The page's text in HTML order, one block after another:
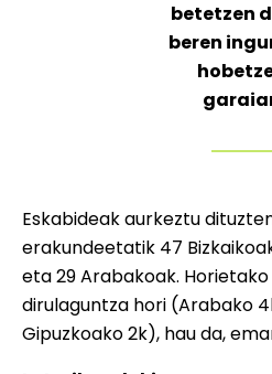
betetzen
beren
Eskabideak aurkeztu
erakundeetatik 47
eta 29 Arabakoak.
dirulaguntza hori (Arabako
Gipuzkoako 2k), hau da,